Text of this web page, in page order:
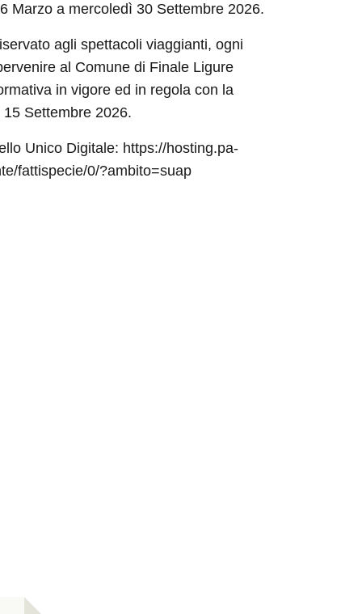
Marzo a mercoledì 30 Settembre 2026.
agli spettacoli viaggianti, ogni
al Comune di Finale Ligure
in vigore ed in regola con la
Settembre 2026.
Unico Digitale: https://hosting.pa-
fattispecie/0/?ambito=suap